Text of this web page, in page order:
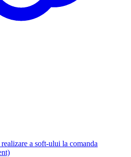
a soft-ului la comanda